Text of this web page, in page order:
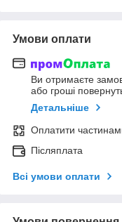
Умови оплати
Ви отримаєте
або гроші
Детальніше
Оплатити
Післяплата
Всі умови оплати